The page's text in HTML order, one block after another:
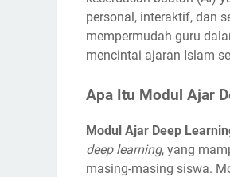
personal, interaktif, dan
mempermudah guru
mencintai ajaran Islam
Apa Itu Modul Ajar
Modul Ajar Deep
deep learning, yang
masing-masing siswa.